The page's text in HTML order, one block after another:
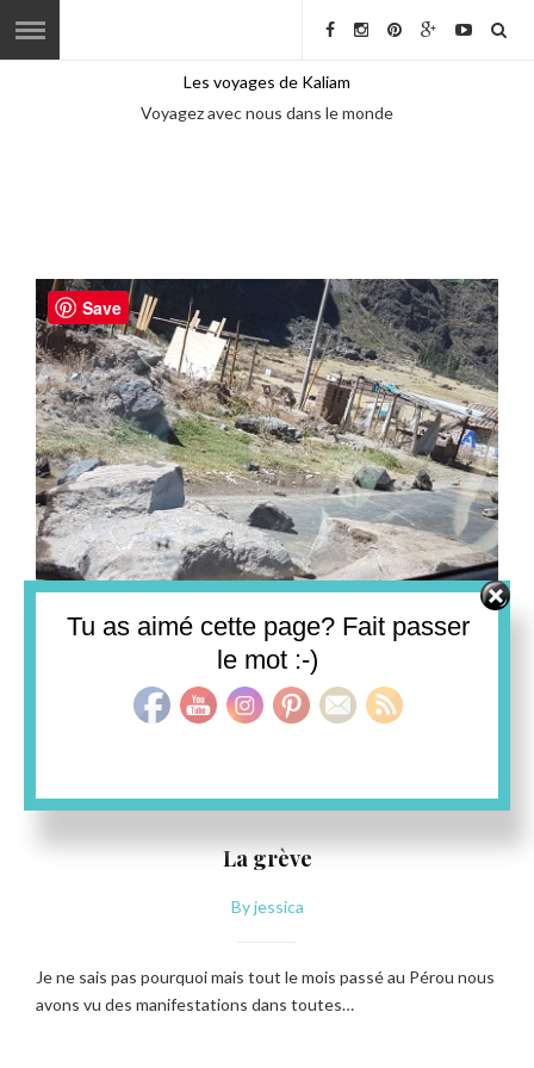
Les voyages de Kaliam
Voyagez avec nous dans le monde
PÉROU
La grève
Byjessica
Je ne sais pas pourquoi mais tout le mois passé au Pérou nous
avons vu des manifestations dans toutes…
Tu as aimé cette page? Fait passer
le mot :-)
Set Youtube Channel ID
Save